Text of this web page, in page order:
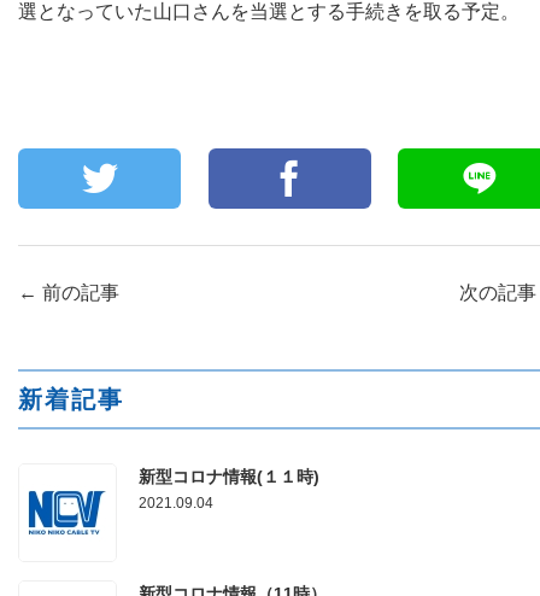
選となっていた山口さんを当選とする手続きを取る予定。
← 前の記事 次の記事
新着記事
新型コロナ情報(１１時)
2021.09.04